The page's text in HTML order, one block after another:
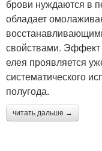
брови нуждаются в
обладает
свойствами.
елея проявляется
систематического
полугода.
читать дальше →